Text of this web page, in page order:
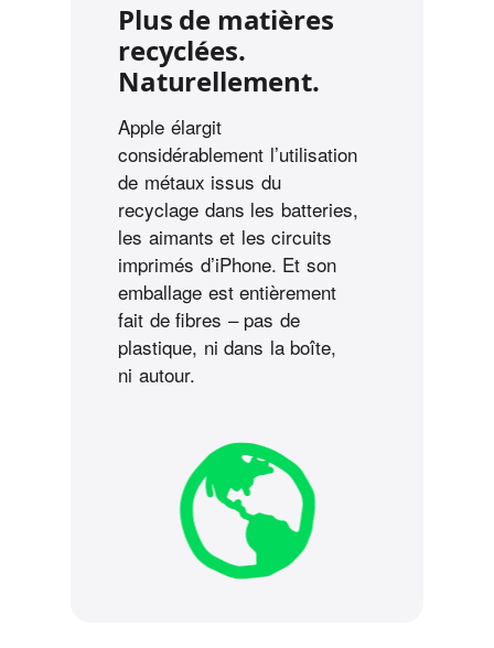
Plus de matières
recyclées.
Naturellement.
Apple élargit
considérablement l’utilisation
de métaux issus du
recyclage dans les batteries,
les aimants et les circuits
imprimés d’iPhone. Et son
emballage est entièrement
fait de fibres – pas de
plastique, ni dans la boîte,
ni autour.